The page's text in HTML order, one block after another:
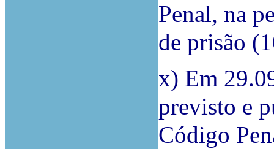
Penal, na
de prisão
x) Em
previsto e
Código